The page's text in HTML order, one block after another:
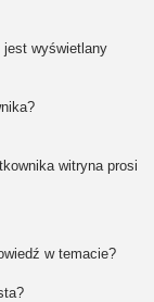
jest wyświetlany
witryna prosi
w temacie?